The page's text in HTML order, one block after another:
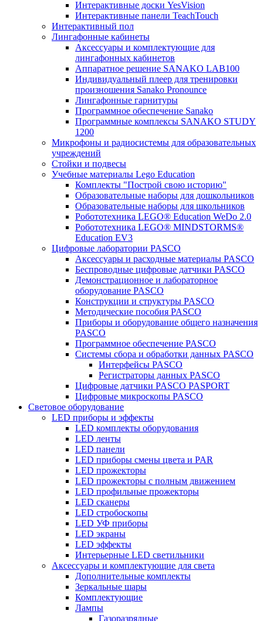
Интерактивные доски YesVision
Интерактивные панели TeachTouch
Интерактивный пол
Лингафонные кабинеты
Аксессуары и комплектующие для
лингафонных кабинетов
Аппаратное решение SANAKO LAB100
Индивидуальный плеер для тренировки
произношения Sanako Pronounce
Лингафонные гарнитуры
Программное обеспечение Sanako
Программные комплексы SANAKO STUDY
1200
Микрофоны и радиосистемы для образовательных
учреждений
Стойки и подвесы
Учебные материалы Lego Education
Комплекты "Построй свою историю"
Образовательные наборы для дошкольников
Образовательные наборы для школьников
Робототехника LEGO® Education WeDo 2.0
Робототехника LEGO® MINDSTORMS®
Education EV3
Цифровые лаборатории PASCO
Аксессуары и расходные материалы PASCO
Беспроводные цифровые датчики PASCO
Демонстрационное и лабораторное
оборудование PASCO
Конструкции и структуры PASCO
Методические пособия PASCO
Приборы и оборудование общего назначения
PASCO
Программное обеспечение PASCO
Системы сбора и обработки данных PASCO
Интерфейсы PASCO
Регистраторы данных PASCO
Цифровые датчики PASCO PASPORT
Цифровые микроскопы PASCO
Световое оборудование
LED приборы и эффекты
LED комплекты оборудования
LED ленты
LED панели
LED приборы смены цвета и PAR
LED прожекторы
LED прожекторы с полным движением
LED профильные прожекторы
LED сканеры
LED стробоскопы
LED УФ приборы
LED экраны
LED эффекты
Интерьерные LED светильники
Аксессуары и комплектующие для света
Дополнительные комплекты
Зеркальные шары
Комплектующие
Лампы
Газоразрядные